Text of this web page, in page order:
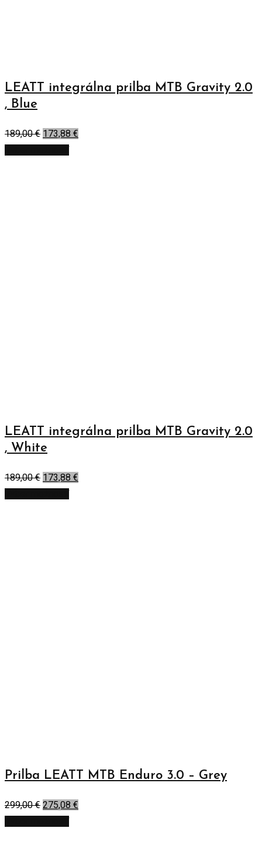
LEATT integrálna prilba MTB Gravity 2.0
, Blue
189,00€ 173,88 €
LEATT integrálna prilba MTB Gravity 2.0
, White
189,00€ 173,88 €
Prilba LEATT MTB Enduro 3.0 – Grey
299,00€ 275,08 €